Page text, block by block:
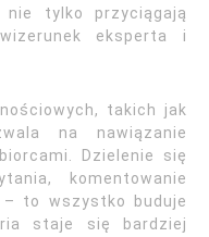
nie tylko przyciągają
eksperta i
takich jak
na nawiązanie
Dzielenie się
komentowanie
– to wszystko buduje
staje się bardziej